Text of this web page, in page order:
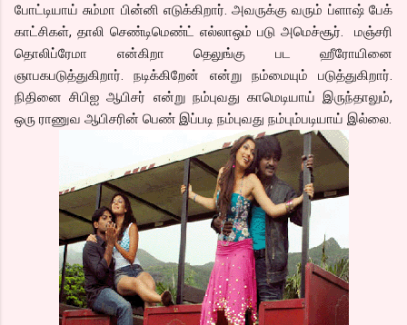
போட்டியாய் சும்மா பின்னி எடுக்கிறார். அவருக்கு வரும் ப்ளாஷ் பேக்
காட்சிகள், தாலி செண்டிமெண்ட் எல்லாஒம் படு அமெச்சூர். மஞ்சரி
தொலிப்ரேமா என்கிறா தெலுங்கு பட ஹீரோயினை
ஞாபகபடுத்துகிறார். நடிக்கிறேன் என்று நம்மையும் படுத்துகிறார்.
நிதினை சிபிஐ ஆபிசர் என்று நம்புவது காமெடியாய் இருந்தாலும்,
ஒரு ராணுவ ஆபிசரின் பெண் இப்படி நம்புவது நம்பும்படியாய் இல்லை.